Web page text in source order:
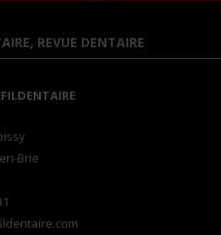
REVUE DENTAIRE
Brie